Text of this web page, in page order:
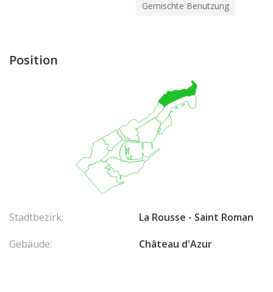
Gemischte Benutzung
Position
Stadtbezirk:
La Rousse - Saint Roman
Gebäude:
Château d'Azur